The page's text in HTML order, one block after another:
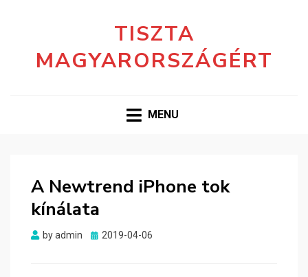
TISZTA
MAGYARORSZÁGÉRT
MENU
A Newtrend iPhone tok
kínálata
byadmin
Posted
2019-04-06